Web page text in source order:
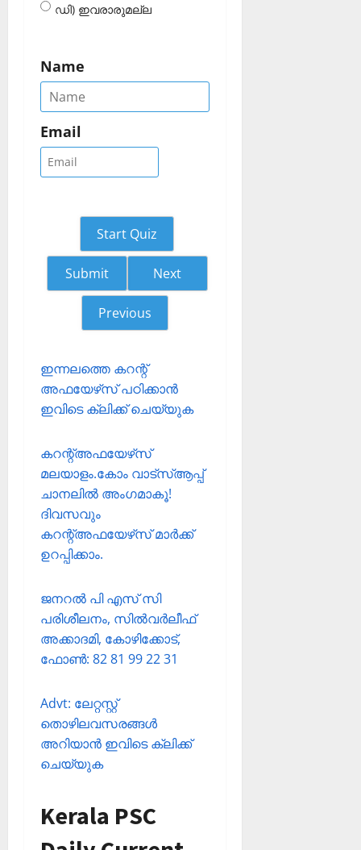
ഡി) ഇവരാരുമല്ല
Name
Email
Previous
Start Quiz
Next
ഇന്നലത്തെ കറന്റ്
അഫയേഴ്‌സ് പഠിക്കാന്‍
ഇവിടെ ക്ലിക്ക് ചെയ്യുക
കറന്റ്അഫയേഴ്‌സ്
മലയാളം.കോം വാട്‌സ്ആപ്പ്
ചാനലില്‍ അംഗമാകൂ!
ദിവസവും
കറന്റ്അഫയേഴ്‌സ് മാര്‍ക്ക്
ഉറപ്പിക്കാം.
ജനറല്‍ പി എസ് സി
പരിശീലനം, സില്‍വര്‍ലീഫ്
അക്കാദമി, കോഴിക്കോട്,
ഫോണ്‍: 82 81 99 22 31
Advt: ലേറ്റസ്റ്റ്
തൊഴിലവസരങ്ങള്‍
അറിയാന്‍ ഇവിടെ ക്ലിക്ക്
ചെയ്യുക
Kerala PSC